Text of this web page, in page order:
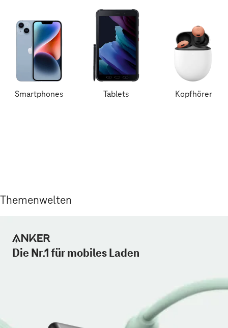
Smartphones Tablets Kopfhörer
Themenwelten
Die Nr.1 für mobiles Laden